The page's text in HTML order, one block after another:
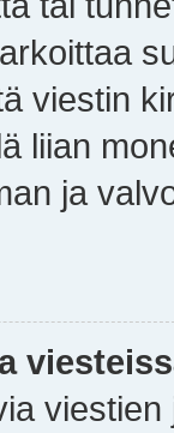
viestin
liian
ja